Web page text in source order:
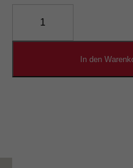
Designputz
In den